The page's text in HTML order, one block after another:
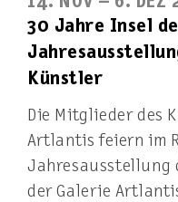
30 Jahre Insel
Künstler
Die Mitglieder des
Artlantis feiern im
Jahresausstellung
der Galerie